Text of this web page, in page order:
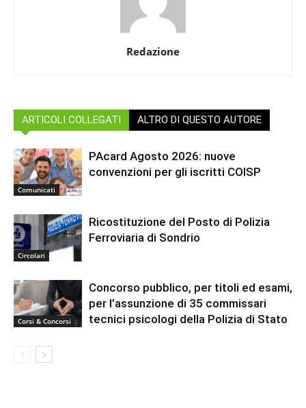
Redazione
ARTICOLI COLLEGATI ALTRO DI QUESTO AUTORE
Comunicati
PAcard Agosto 2026: nuove
convenzioni per gli iscritti COISP
Circolari
Ricostituzione del Posto di Polizia
Ferroviaria di Sondrio
Corsi & Concorsi
Concorso pubblico, per titoli ed esami,
per l’assunzione di 35 commissari
tecnici psicologi della Polizia di Stato